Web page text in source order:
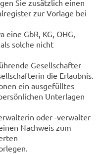
Sie zusätzlich einen
zur Vorlage bei
GbR, KG, OHG,
solche nicht
Gesellschafter
die Erlaubnis.
ein ausgefülltes
Unterlagen
oder -verwalter
Nachweis zum